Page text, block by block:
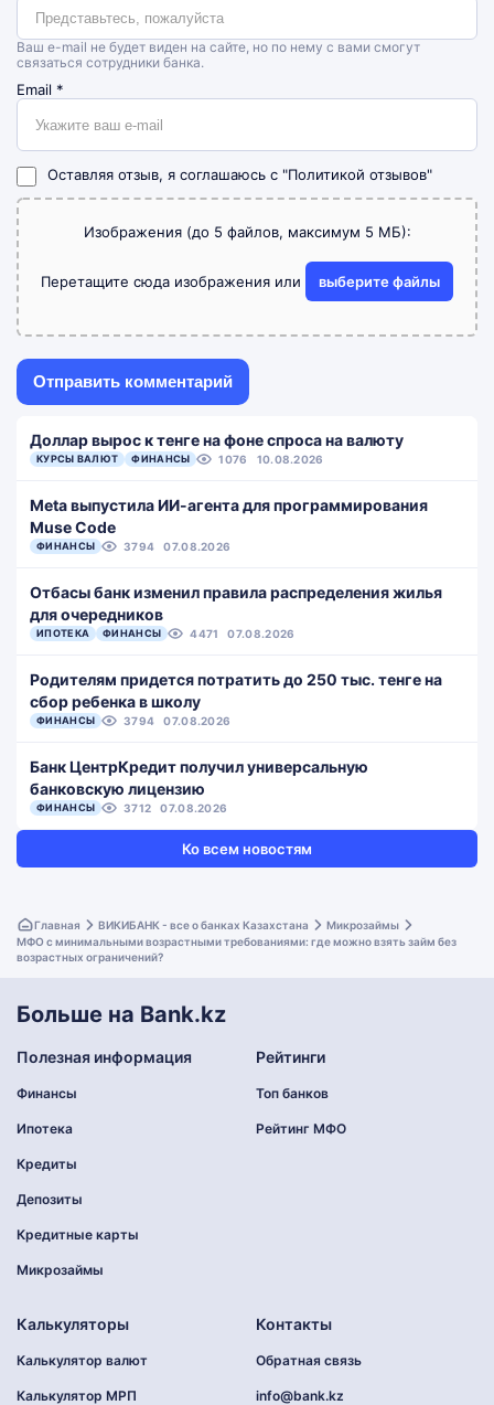
Ваш e-mail не будет виден на сайте, но по нему с вами смогут
связаться сотрудники банка.
Email *
Оставляя отзыв, я соглашаюсь с "Политикой отзывов"
Изображения (до 5 файлов, максимум 5 МБ):
Перетащите сюда изображения или выберите файлы
Доллар вырос к тенге на фоне спроса на валюту
КУРСЫ ВАЛЮТ ФИНАНСЫ 1076 10.08.2026
Meta выпустила ИИ-агента для программирования
Muse Code
ФИНАНСЫ 3794 07.08.2026
Отбасы банк изменил правила распределения жилья
для очередников
ИПОТЕКА ФИНАНСЫ 4471 07.08.2026
Родителям придется потратить до 250 тыс. тенге на
сбор ребенка в школу
ФИНАНСЫ 3794 07.08.2026
Банк ЦентрКредит получил универсальную
банковскую лицензию
ФИНАНСЫ 3712 07.08.2026
Ко всем новостям
Главная ВИКИБАНК - все о банках Казахстана
Микрозаймы
МФО с минимальными возрастными требованиями: где можно взять займ без
возрастных ограничений?
Больше на Bank.kz
Полезная информация
Финансы
Ипотека
Кредиты
Депозиты
Кредитные карты
Микрозаймы
Рейтинги
Топ банков
Рейтинг МФО
Калькуляторы
Калькулятор валют
Калькулятор МРП
Контакты
Обратная связь
info@bank.kz